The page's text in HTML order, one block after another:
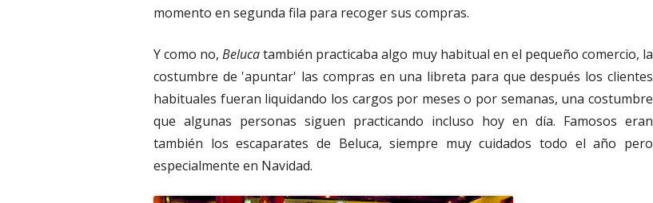
momento en segunda fila para recoger sus compras.
Y como no,Belucatambién practicaba algo muy habitual en el pequeño comercio, la
costumbre de 'apuntar' las compras en una libreta para que después los clientes
habituales fueran liquidando los cargos por meses o por semanas, una costumbre
que algunas personas siguen practicando incluso hoy en día. Famosos eran
también los escaparates de Beluca, siempre muy cuidados todo el año pero
especialmente en Navidad.